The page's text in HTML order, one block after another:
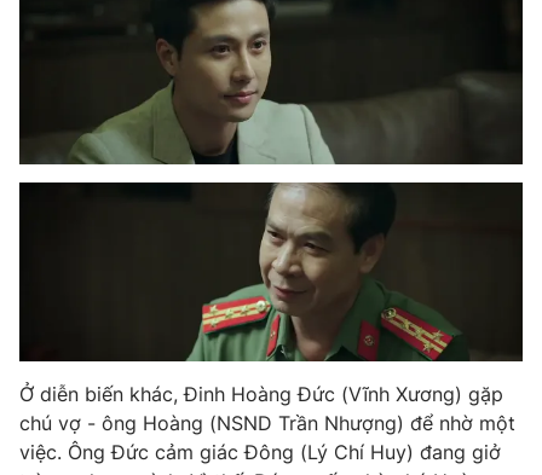
Chất lượng cuộc sống
Học trực tuyến
Hitech Công nghệ tương lai
Thị trường
Giao lưu trực tuyến
Lịch phát sóng
Podcast
Infographic
Video Shorts video
Ở diễn biến khác, Đinh Hoàng Đức (Vĩnh Xương) gặp
chú vợ - ông Hoàng (NSND Trần Nhượng) để nhờ một
việc. Ông Đức cảm giác Đông (Lý Chí Huy) đang giở